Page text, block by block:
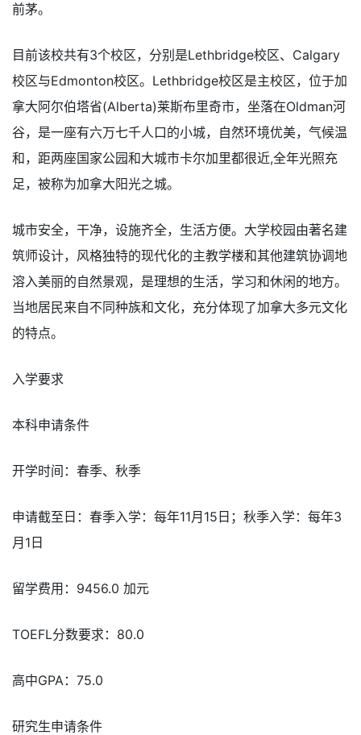
前茅。
目前该校共有3个校区，分别是Lethbridge校区、Calgary
校区与Edmonton校区。Lethbridge校区是主校区，位于加
拿大阿尔伯塔省(Alberta)莱斯布里奇市，坐落在Oldman河
谷，是一座有六万七千人口的小城，自然环境优美，气候温
和，距两座国家公园和大城市卡尔加里都很近,全年光照充
足，被称为加拿大阳光之城。
城市安全，干净，设施齐全，生活方便。大学校园由著名建
筑师设计，风格独特的现代化的主教学楼和其他建筑协调地
溶入美丽的自然景观，是理想的生活，学习和休闲的地方。
当地居民来自不同种族和文化，充分体现了加拿大多元文化
的特点。
入学要求
本科申请条件
开学时间：春季、秋季
申请截至日：春季入学：每年11月15日；秋季入学：每年3
月1日
留学费用：9456.0 加元
TOEFL分数要求：80.0
高中GPA：75.0
研究生申请条件